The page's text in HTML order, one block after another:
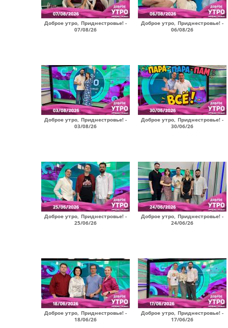
Доброе утро, Приднестровье! -
07/08/26
Доброе утро, Приднестровье! -
06/08/26
Доброе утро, Приднестровье! -
03/08/26
Доброе утро, Приднестровье! -
30/06/26
Доброе утро, Приднестровье! -
25/06/26
Доброе утро, Приднестровье! -
24/06/26
Доброе утро, Приднестровье! -
18/06/26
Доброе утро, Приднестровье! -
17/06/26